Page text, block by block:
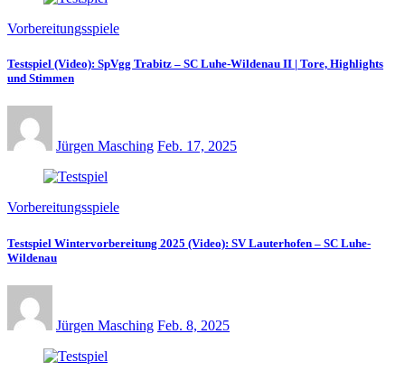
Vorbereitungsspiele
Testspiel (Video): SpVgg Trabitz – SC Luhe-Wildenau II | Tore, Highlights
und Stimmen
Jürgen Masching Feb. 17, 2025
Vorbereitungsspiele
Testspiel Wintervorbereitung 2025 (Video): SV Lauterhofen – SC Luhe-
Wildenau
Jürgen Masching Feb. 8, 2025